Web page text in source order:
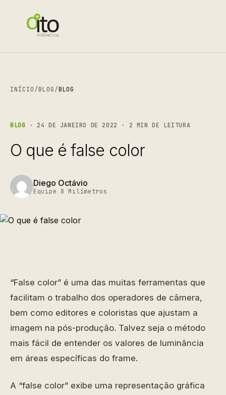
INÍCIO/BLOG/BLOG
BLOG · 24 DE JANEIRO DE 2022 · 2 MIN DE LEITURA
O que é false color
Diego Octávio
Equipe 8 Milímetros
“False color” é uma das muitas ferramentas que
facilitam o trabalho dos operadores de câmera,
bem como editores e coloristas que ajustam a
imagem na pós-produção. Talvez seja o método
mais fácil de entender os valores de luminância
em áreas específicas do frame.
A “false color” exibe uma representação gráfica